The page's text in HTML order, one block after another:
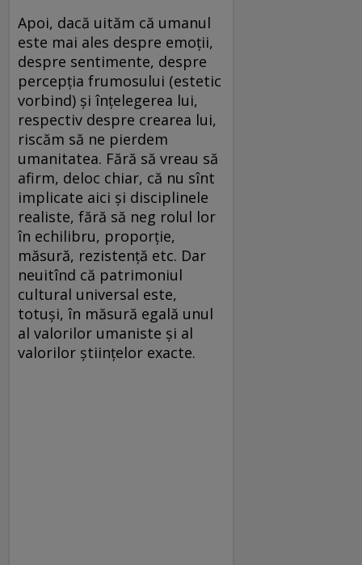
Apoi, dacă uităm că umanul
este mai ales despre emoții,
despre sentimente, despre
percepția frumosului (estetic
vorbind) și înțelegerea lui,
respectiv despre crearea lui,
riscăm să ne pierdem
umanitatea. Fără să vreau să
afirm, deloc chiar, că nu sînt
implicate aici și disciplinele
realiste, fără să neg rolul lor
în echilibru, proporție,
măsură, rezistență etc. Dar
neuitînd că patrimoniul
cultural universal este,
totuși, în măsură egală unul
al valorilor umaniste și al
valorilor științelor exacte.